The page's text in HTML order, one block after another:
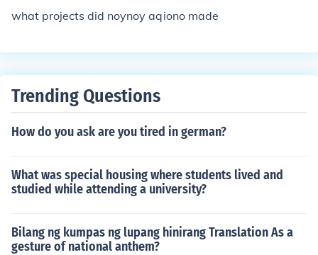
what projects did noynoy aqiono made
Trending Questions
How do you ask are you tired in german?
What was special housing where students lived and
studied while attending a university?
Bilang ng kumpas ng lupang hinirang Translation As a
gesture of national anthem?